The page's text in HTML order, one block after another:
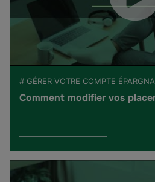
# GÉRER VOTRE COMPTE
Comment modifier vos